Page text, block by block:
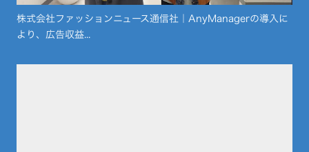
株式会社ファッションニュース通信社｜AnyManagerの導入に
より、広告収益...